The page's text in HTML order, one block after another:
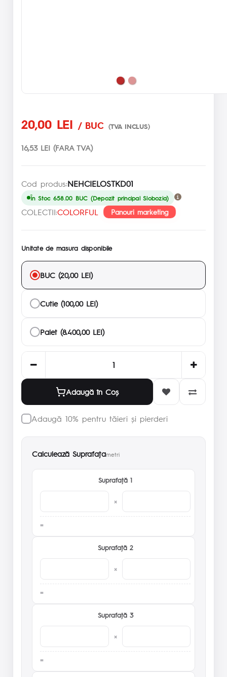
20,00 LEI / BUC (TVA INCLUS)
16,53 LEI (FARA TVA)
Cod produs:NEHCIELOSTKD01
În Stoc 658.00 BUC (Depozit principal Slobozia)
COLECTII:COLORFUL Panouri marketing
Unitate de masura disponibile
BUC (20,00 LEI)
Cutie (100,00 LEI)
Palet (8.400,00 LEI)
Adaugă în Coş
Adaugă 10% pentru tăieri și pierderi
Calculează Suprafaţametri
Suprafaţă 1
×
Suprafaţă 2
×
Suprafaţă 3
×